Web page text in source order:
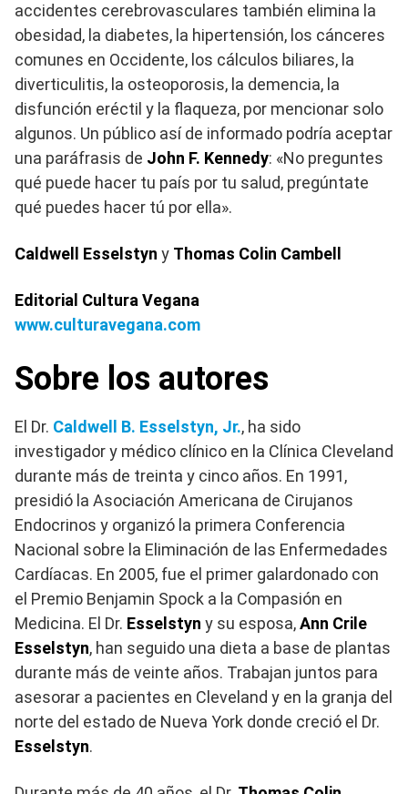
accidentes cerebrovasculares también elimina la
obesidad, la diabetes, la hipertensión, los cánceres
comunes en Occidente, los cálculos biliares, la
diverticulitis, la osteoporosis, la demencia, la
disfunción eréctil y la flaqueza, por mencionar solo
algunos. Un público así de informado podría aceptar
una paráfrasis de John F. Kennedy: «No preguntes
qué puede hacer tu país por tu salud, pregúntate
qué puedes hacer tú por ella».
Caldwell Esselstyn y Thomas Colin Cambell
Editorial Cultura Vegana
www.culturavegana.com
Sobre los autores
El Dr. Caldwell B. Esselstyn, Jr., ha sido
investigador y médico clínico en la Clínica Cleveland
durante más de treinta y cinco años. En 1991,
presidió la Asociación Americana de Cirujanos
Endocrinos y organizó la primera Conferencia
Nacional sobre la Eliminación de las Enfermedades
Cardíacas. En 2005, fue el primer galardonado con
el Premio Benjamin Spock a la Compasión en
Medicina. El Dr. Esselstyn y su esposa,Ann Crile
Esselstyn, han seguido una dieta a base de plantas
durante más de veinte años. Trabajan juntos para
asesorar a pacientes en Cleveland y en la granja del
norte del estado de Nueva York donde creció el Dr.
Esselstyn.